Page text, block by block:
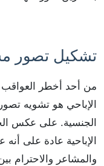
تشكيل تصور
من أحد أخطر العواقب
الإباحي هو تشويه
الجنسية. على عكس
الإباحية عادة على
والمشاعر والاحترام